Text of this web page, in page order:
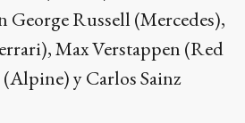
George Russell (Mercedes),
Max Verstappen (Red
y Carlos Sainz